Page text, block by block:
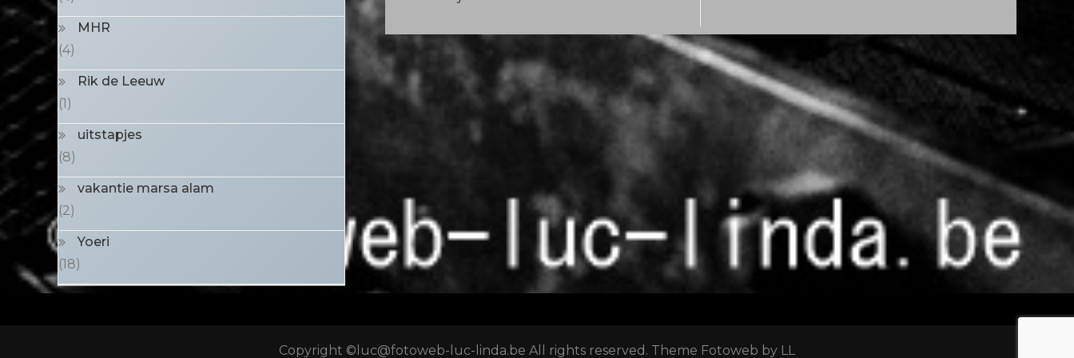
MHR
(4)
Rik de Leeuw
(1)
uitstapjes
(8)
vakantie marsa alam
(2)
Yoeri
(18)
Copyright ©luc@fotoweb-luc-linda.be All rights reserved. Theme Fotoweb by LL